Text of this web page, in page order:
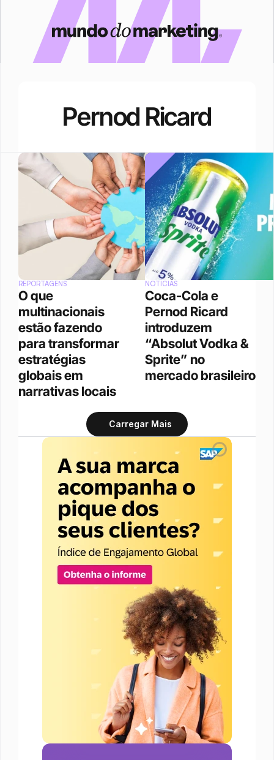
Pernod Ricard
REPORTAGENS
O que
multinacionais
estão fazendo
para transformar
estratégias
globais em
narrativas locais
NOTÍCIAS
Coca-Cola e
Pernod Ricard
introduzem
“Absolut Vodka &
Sprite” no
mercado brasileiro
Carregar Mais